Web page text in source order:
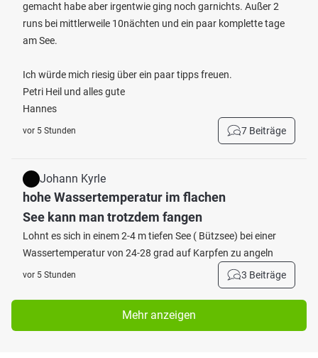
gemacht habe aber irgentwie ging noch garnichts. Außer 2
runs bei mittlerweile 10nächten und ein paar komplette tage
am See.
Ich würde mich riesig über ein paar tipps freuen.
Petri Heil und alles gute
Hannes
vor 5 Stunden 7 Beiträge
Johann Kyrle
hohe Wassertemperatur im flachen
See kann man trotzdem fangen
Lohnt es sich in einem 2-4 m tiefen See ( Bützsee) bei einer
Wassertemperatur von 24-28 grad auf Karpfen zu angeln
vor 5 Stunden 3 Beiträge
Mehr anzeigen